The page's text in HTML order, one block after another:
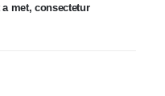
met, consectetur